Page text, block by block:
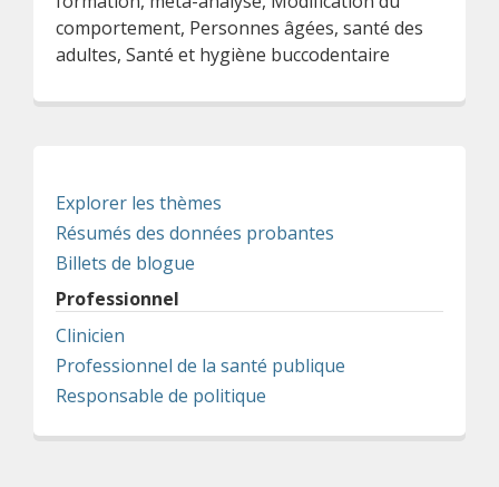
comportement, Personnes âgées, santé des
adultes, Santé et hygiène buccodentaire
Explorer les thèmes
Résumés des données probantes
Billets de blogue
Professionnel
Clinicien
Professionnel de la santé publique
Responsable de politique